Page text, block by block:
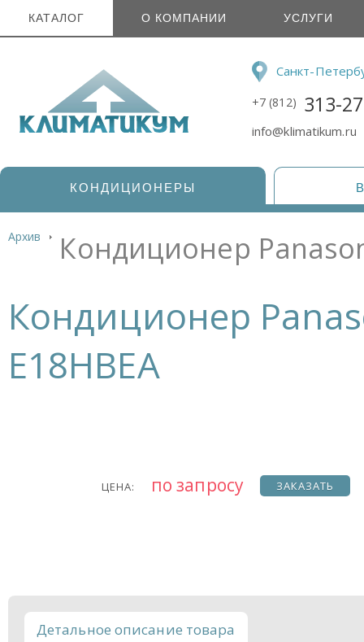
КАТАЛОГ О КОМПАНИИ УСЛУГИ
Санкт-
+7 (812) 313-
info@klimatikum.ru
КОНДИЦИОНЕРЫ
Архив Кондиционер
Кондиционер
E18HBEA
ЦЕНА: по запросу ЗАКАЗАТЬ
Детальное описание товара